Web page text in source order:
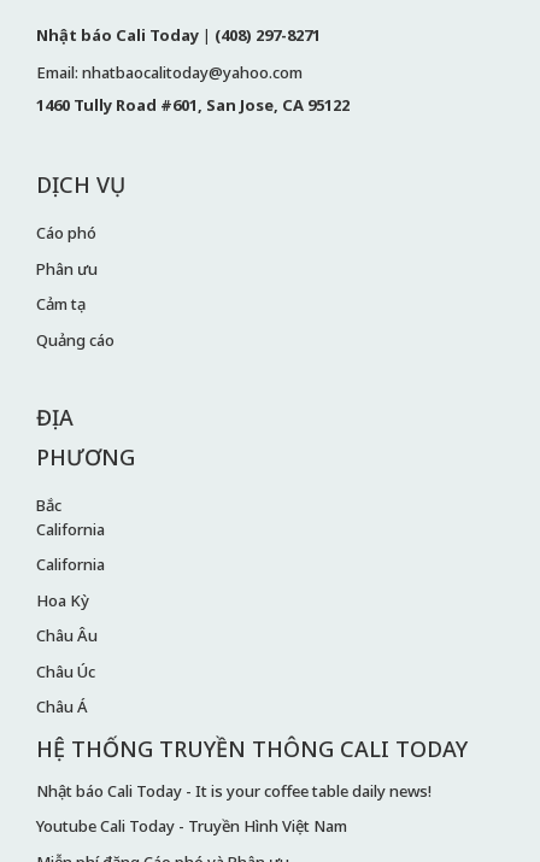
Nhật báo Cali Today | (408) 297-8271
Email: nhatbaocalitoday@yahoo.com
1460 Tully Road #601, San Jose, CA 95122
DỊCH VỤ
Cáo phó
Phân ưu
Cảm tạ
Quảng cáo
ĐỊA
PHƯƠNG
Bắc
California
California
Hoa Kỳ
Châu Âu
Châu Úc
Châu Á
HỆ THỐNG TRUYỀN THÔNG CALI TODAY
Nhật báo Cali Today - It is your coffee table daily news!
Youtube Cali Today - Truyền Hình Việt Nam